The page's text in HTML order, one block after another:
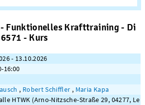
Funktionelles Krafttraining - Di
- Kurs
- 13.10.2026
16:00
, Robert Schiffler , Maria Kapa
HTWK (Arno-Nitzsche-Straße 29, 04277, Le